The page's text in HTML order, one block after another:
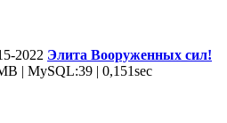
2022 Элита Вооруженных сил!
| MySQL:39 | 0,151sec